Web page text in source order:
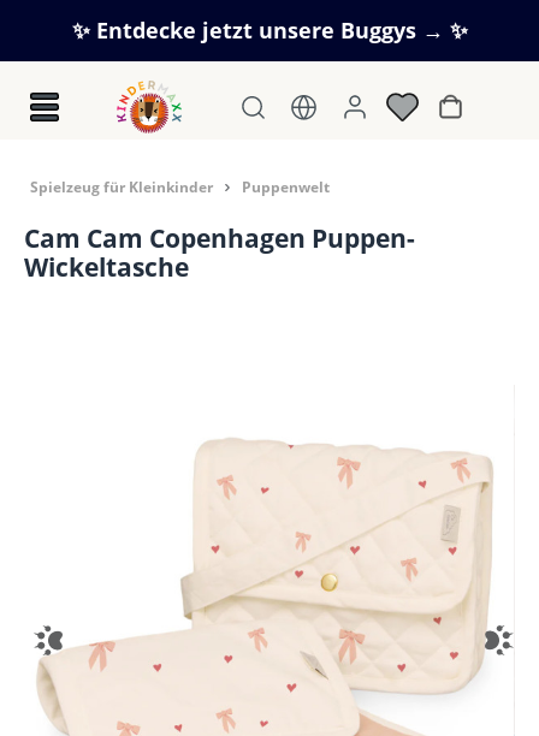
Zum Hauptinhalt springen
✨ Entdecke jetzt unsere Buggys → ✨
Spielzeug für Kleinkinder Puppenwelt
Cam Cam Copenhagen Puppen-
Wickeltasche